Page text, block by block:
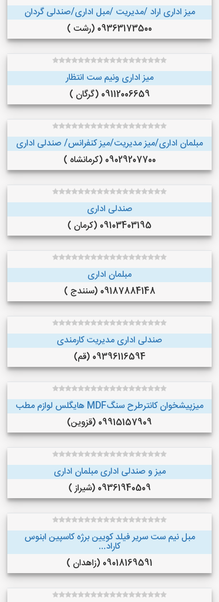
میز اداری اراد /مدیریت /مبل اداری/صندلی گردان
09363173500 (رشت )
میز اداری ونیم ست انتظار
09112006659 (گرگان )
مبلمان اداری/میز مدیریت/میز کنفرانس/ صندلی اداری
09029207700 (کرمانشاه )
صندلی اداری
09103403195 (کرمان )
مبلمان اداری
09187884148 (سنندج )
صندلی اداری مدیریت کارمندی
09396116594 (قم)
میزپیشخوان کانترطرح سنگMDF هایگلس لوازم مطب
09915157909 (قزوین)
میز و صندلی اداری مبلمان اداری
09361940509 (شیراز )
مبل نیم ست سریر فیلد کویین برژه کاسپین ابنوس
کاراد...
09018169591 (زاهدان )